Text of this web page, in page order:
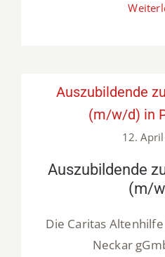
Auszubildende
(m/w/d) in
12.
Auszubildende
(m/
Die Caritas
Neckar